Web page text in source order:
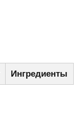
Ингредиенты